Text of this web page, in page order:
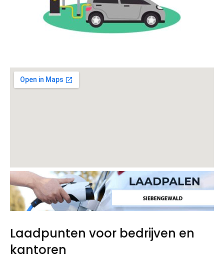
Laadpunten voor bedrijven en
kantoren